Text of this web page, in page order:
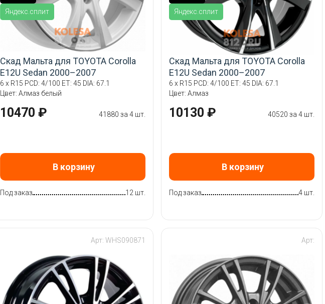
Яндекс.сплит
Скад Мальта для TOYOTA Corolla
E12U Sedan 2000–2007
6 x R15 PCD: 4/100 ET: 45 DIA: 67.1
Цвет: Алмаз белый
10470 ₽ 41880 за 4 шт.
В корзину
Под заказ 12 шт.
Яндекс.сплит
Скад Мальта для TOYOTA Corolla
E12U Sedan 2000–2007
6 x R15 PCD: 4/100 ET: 45 DIA: 67.1
Цвет: Алмаз
10130 ₽ 40520 за 4 шт.
В корзину
Под заказ 4 шт.
Арт: WHS090871 Арт: